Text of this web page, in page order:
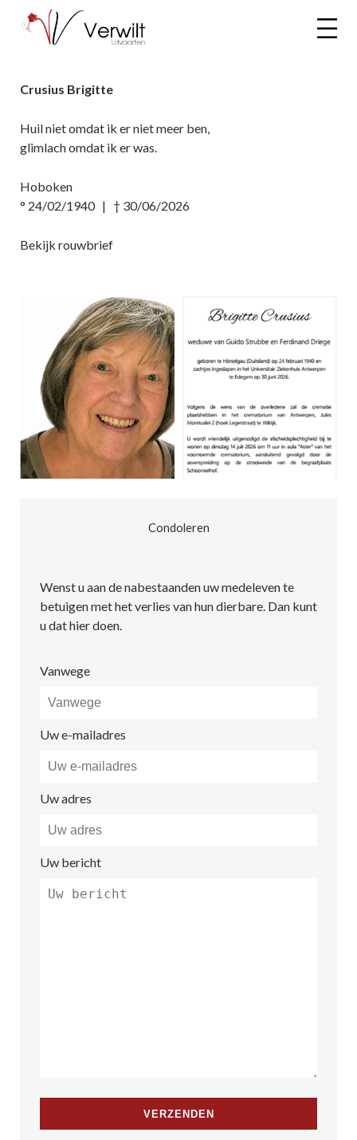
Crusius Brigitte
Huil niet omdat ik er niet meer ben,
glimlach omdat ik er was.
Hoboken
° 24/02/1940 | † 30/06/2026
Bekijk rouwbrief
Condoleren
Wenst u aan de nabestaanden uw medeleven te
betuigen met het verlies van hun dierbare. Dan kunt
u dat hier doen.
Vanwege
Uw e-mailadres
Uw adres
Uw bericht